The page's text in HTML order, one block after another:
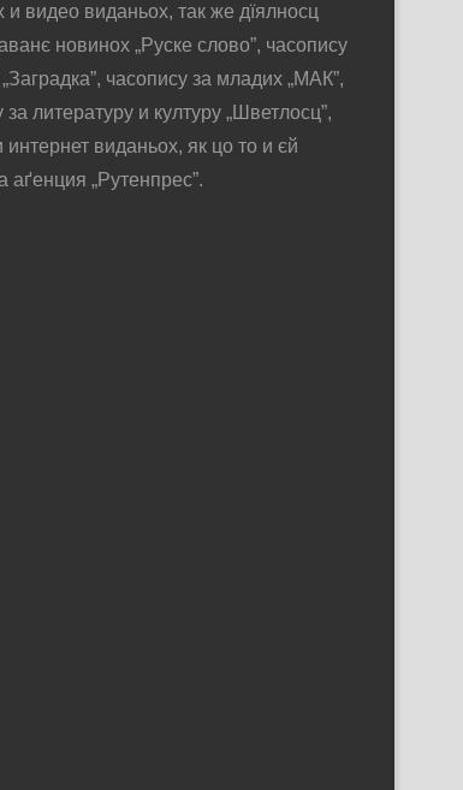
и видео виданьох, так же дїялносц
новинох „Руске слово”, часопису
часопису за младих „МАК”,
за литературу и културу „Шветлосц”,
интернет виданьох, як цо то и єй
аґенция „Рутенпрес”.